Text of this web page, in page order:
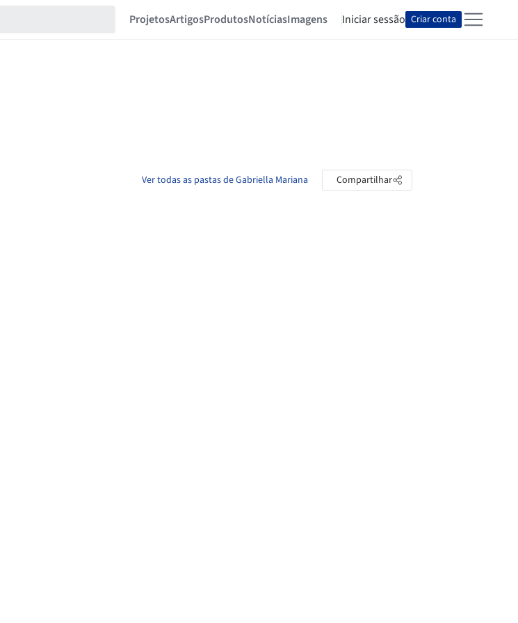
ProjetosArtigosProdutosNotíciasImagens Iniciar sessão Criar conta
Ver todas as pastas de Gabriella Mariana Compartilhar